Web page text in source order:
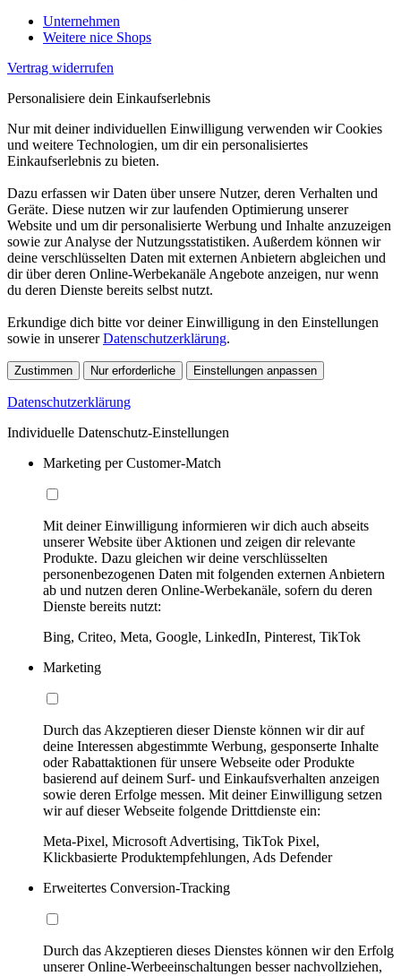
Unternehmen
Weitere nice Shops
Vertrag widerrufen
Personalisiere dein Einkaufserlebnis
Nur mit deiner individuellen Einwilligung verwenden wir Cookies
und weitere Technologien, um dir ein personalisiertes
Einkaufserlebnis zu bieten.
Dazu erfassen wir Daten über unsere Nutzer, deren Verhalten und
Geräte. Diese nutzen wir zur laufenden Optimierung unserer
Website und um dir personalisierte Werbung und Inhalte anzuzeigen
sowie zur Analyse der Nutzungsstatistiken. Außerdem können wir
deine verschlüsselten Daten mit externen Anbietern abgleichen und
dir über deren Online-Werbekanäle Angebote anzeigen, nur wenn
du deren Dienste bereits selbst nutzt.
Erkundige dich bitte vor deiner Einwilligung in den Einstellungen
sowie in unsererDatenschutzerklärung.
Zustimmen Nur erforderliche Einstellungen anpassen
Datenschutzerklärung
Individuelle Datenschutz-Einstellungen
Marketing per Customer-Match
Mit deiner Einwilligung informieren wir dich auch abseits
unserer Website über Aktionen und zeigen dir relevante
Produkte. Dazu gleichen wir deine verschlüsselten
personenbezogenen Daten mit folgenden externen Anbietern
ab und nutzen deren Online-Werbekanäle, sofern du deren
Dienste bereits nutzt:
Bing, Criteo, Meta, Google, LinkedIn, Pinterest, TikTok
Marketing
Durch das Akzeptieren dieser Dienste können wir dir auf
deine Interessen abgestimmte Werbung, gesponserte Inhalte
oder Rabattaktionen für unsere Webseite oder Produkte
basierend auf deinem Surf- und Einkaufsverhalten anzeigen
sowie deren Erfolge messen. Mit deiner Einwilligung setzen
wir auf dieser Webseite folgende Drittdienste ein:
Meta-Pixel, Microsoft Advertising, TikTok Pixel,
Klickbasierte Produktempfehlungen, Ads Defender
Erweitertes Conversion-Tracking
Durch das Akzeptieren dieses Dienstes können wir den Erfolg
unserer Online-Werbeeinschaltungen besser nachvollziehen,